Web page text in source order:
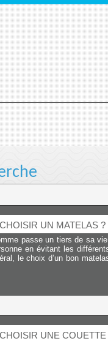
UN MATELAS ?
passe un tiers de sa
en évitant les
le choix d’un bon
UNE COUETTE